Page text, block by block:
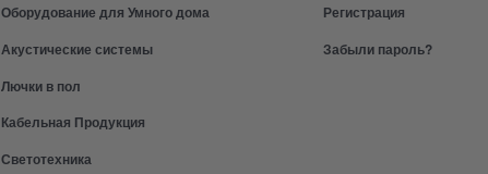
Оборудование для Умного дома
Акустические системы
Лючки в пол
Кабельная Продукция
Светотехника
Регистрация
Забыли пароль?